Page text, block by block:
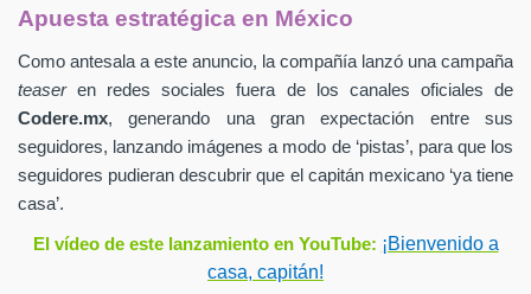
Apuesta estratégica en México
Como antesala a este anuncio, la compañía lanzó una campaña
teaseren redes sociales fuera de los canales oficiales de
Codere.mx,
generando una gran expectación entre sus
seguidores, lanzando imágenes a modo de ‘pistas’, para que los
seguidores pudieran descubrir que el capitán mexicano ‘ya tiene
casa’.
El vídeo de este lanzamiento en YouTube: ¡Bienvenido a
casa, capitán!